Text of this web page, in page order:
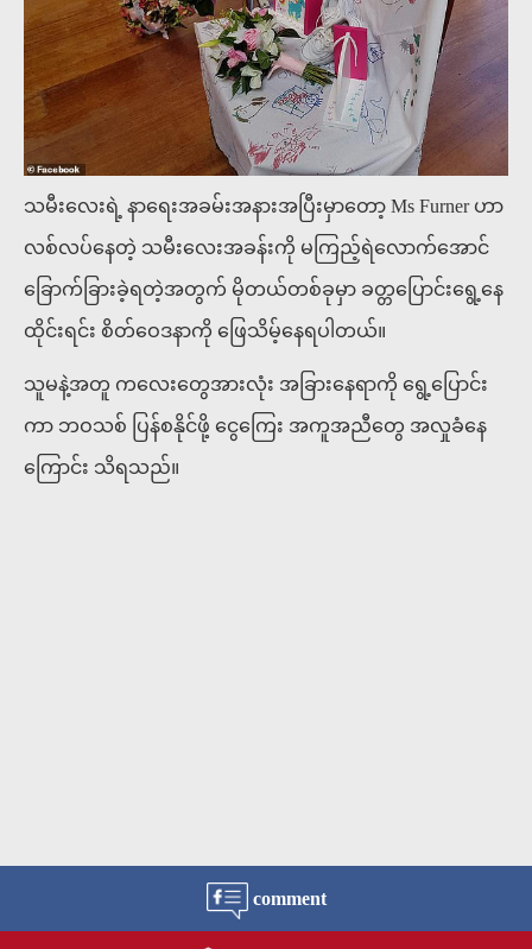
သမီးလေးရဲ့ နာရေးအခမ်းအနားအပြီးမှာတော့ Ms Furner ဟာ
လစ်လပ်နေတဲ့ သမီးလေးအခန်းကို မကြည့်ရဲလောက်အောင်
ခြောက်ခြားခဲ့ရတဲ့အတွက် မိုတယ်တစ်ခုမှာ ခတ္တပြောင်းရွေ့နေ
ထိုင်းရင်း စိတ်ဝေဒနာကို ဖြေသိမ့်နေရပါတယ်။
သူမနဲ့အတူ ကလေးတွေအားလုံး အခြားနေရာကို ရွေ့ပြောင်း
ကာ ဘဝသစ် ပြန်စနိုင်ဖို့ ငွေကြေး အကူအညီတွေ အလှုခံနေ
ကြောင်း သိရသည်။
comment